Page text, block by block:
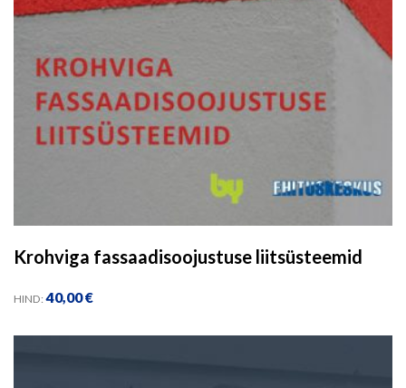
Krohviga fassaadisoojustuse liitsüsteemid
HIND: 40,00€